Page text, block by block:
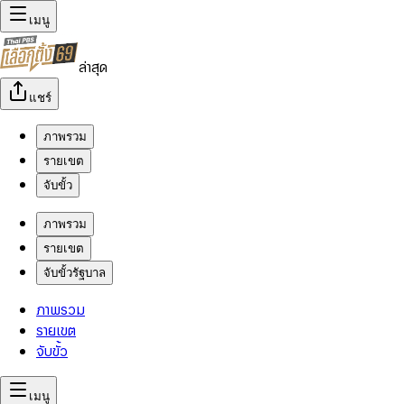
เมนู
ล่าสุด
แชร์
ภาพรวม
รายเขต
จับขั้ว
ภาพรวม
รายเขต
จับขั้วรัฐบาล
ภาพรวม
รายเขต
จับขั้ว
เมนู